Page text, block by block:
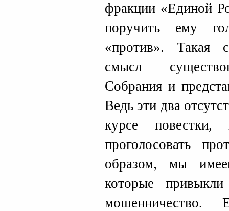
фракции «Единой
поручить ему
«против». Такая
смысл
Собрания и
Ведь эти два
курсе повестки,
проголосовать
образом, мы
которые
мошенничество.